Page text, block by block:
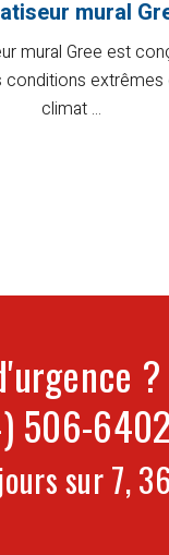
mural
mural Gree est
conditions extrêmes
climat ...
506-6402
sur 7,